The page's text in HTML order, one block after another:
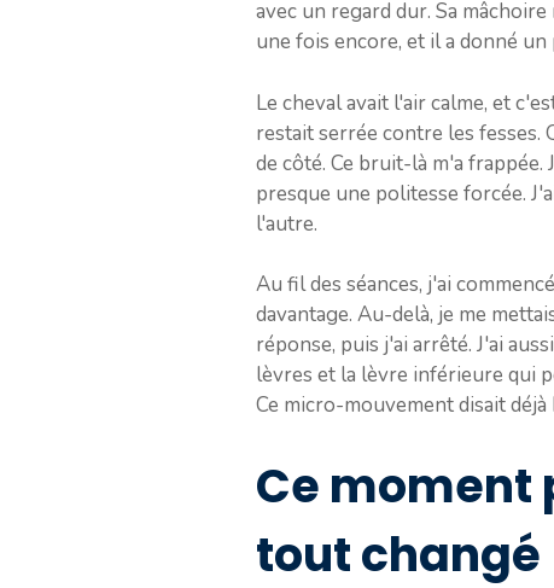
avec un regard dur. Sa
une fois encore, et il a donné
Le cheval avait l'air calme, et
restait serrée contre les fesses.
de côté. Ce bruit-là m'a
presque une politesse forcée.
l'autre.
Au fil des séances, j'ai
davantage. Au-delà, je me
réponse, puis j'ai arrêté. J'ai
lèvres et la lèvre inférieure qui
Ce micro-mouvement disait déjà
Ce moment
tout changé